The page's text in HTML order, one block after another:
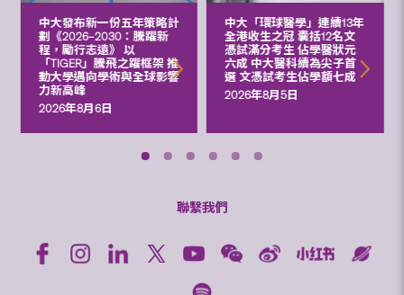
中大發布新一份五年策略計
劃《2026‒2030：騰躍新
程，勵行志遠》 以
「TIGER」騰飛之躍框架 推
動大學邁向學術與全球影響
力新高峰
2026年8月6日
中大「環球醫學」連續13年
全港收生之冠 囊括12名文
憑試滿分考生 佔學醫狀元
六成 中大醫科續為尖子首
選 文憑試考生佔學額七成
2026年8月5日
聯繫我們